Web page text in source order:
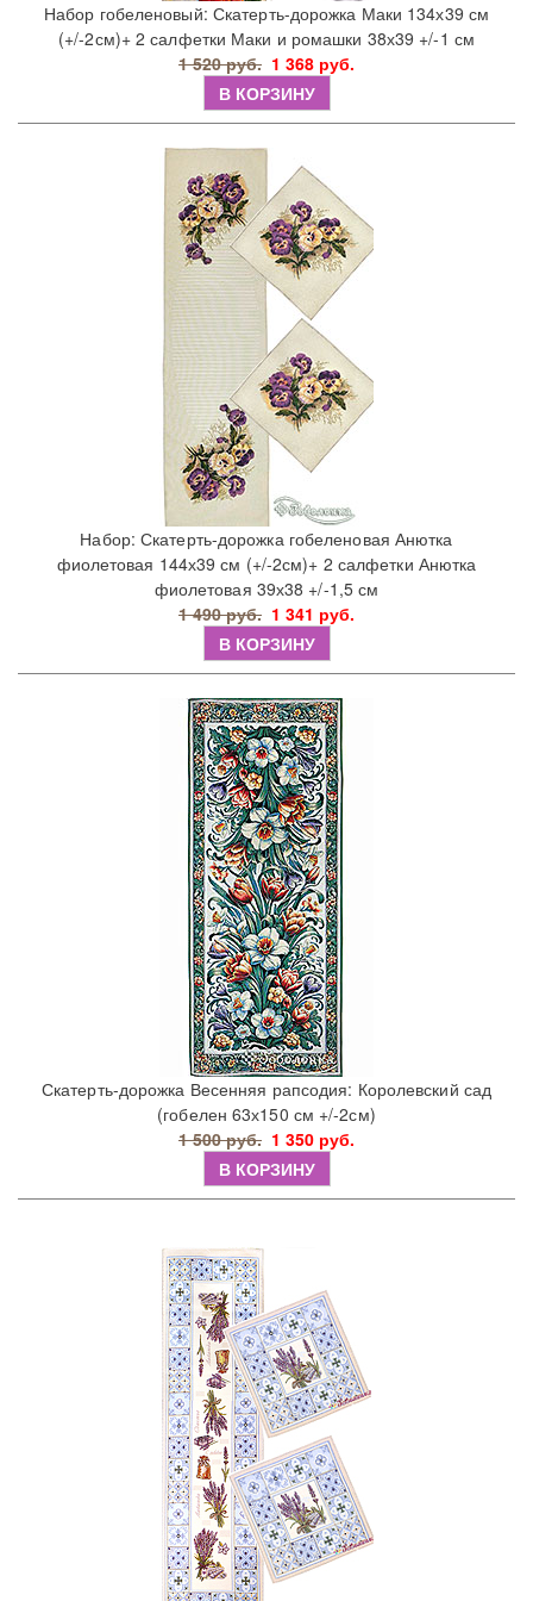
Набор гобеленовый: Скатерть-дорожка Маки 134х39 см
(+/-2см)+ 2 салфетки Маки и ромашки 38х39 +/-1 см
1 520 руб. 1 368 руб.
В КОРЗИНУ
Набор: Скатерть-дорожка гобеленовая Анютка
фиолетовая 144х39 см (+/-2см)+ 2 салфетки Анютка
фиолетовая 39х38 +/-1,5 см
1 490 руб. 1 341 руб.
В КОРЗИНУ
Скатерть-дорожка Весенняя рапсодия: Королевский сад
(гобелен 63х150 см +/-2см)
1 500 руб. 1 350 руб.
В КОРЗИНУ